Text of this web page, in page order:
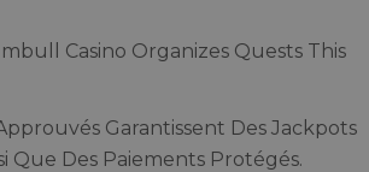
Casino Organizes Quests This
Garantissent Des Jackpots
Que Des Paiements Protégés.